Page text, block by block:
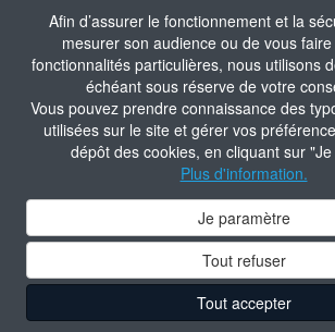
Afin d’assurer le fonctionnement et la
mesurer son audience ou de vous
fonctionnalités particulières, nous utilisons
échéant sous réserve de votre
Vous pouvez prendre connaissance des
utilisées sur le site et gérer vos
dépôt des cookies, en cliquant sur
Plus d'information.
Je paramètre
Tout refuser
Tout accepter